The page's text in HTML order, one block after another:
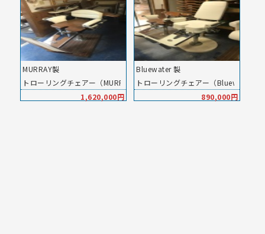
MURRAY製
トローリングチェアー（MURRAY）／ロケットランチャー
1,620,000円
Bluewater 製
トローリングチェアー（Bluewater ）
890,000円